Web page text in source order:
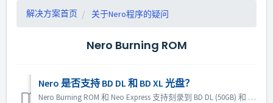
解决方案首页 关于Nero程序的疑问
Nero Burning ROM
Nero 是否支持 BD DL 和 BD XL 光盘？
Nero Burning ROM 和 Neo Express 支持刻录到 BD DL (50GB) 和 BD XL(100GB 和 128G) 光盘。 Nero Video 支持刻录到 BD DL (50GB)。不支持 BD XL (100GB)。